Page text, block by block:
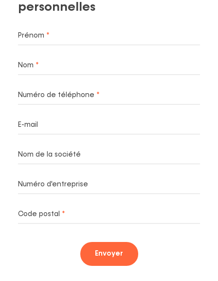
personnelles
Prénom Required
Nom Required
Numéro de téléphone Required
E-mail
Nom de la société
Numéro d'entreprise
Code postal Required
Envoyer